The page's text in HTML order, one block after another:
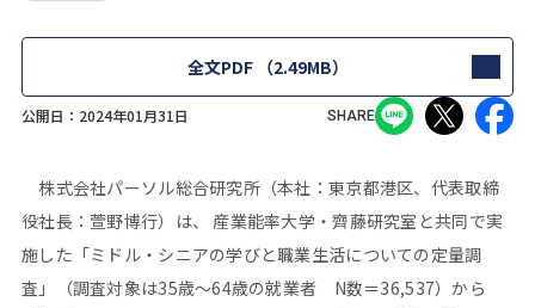
公開日： 2024年01月31日 SHARE
全文PDF （2.49MB）
株式会社パーソル総合研究所（本社：東京都港区、代表取締
役社長：萱野博行）は、 産業能率大学・齊藤研究室と共同で実
施した「ミドル・シニアの学びと職業生活についての定量調
査」（調査対象は35歳～64歳の就業者 N数＝36,537）から